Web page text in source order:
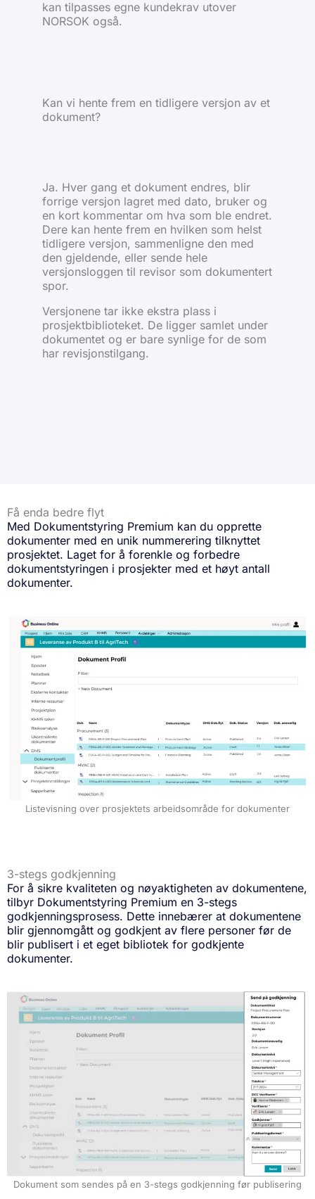
kan tilpasses egne kundekrav utover
NORSOK også.
Kan vi hente frem en tidligere versjon av et
dokument?
Ja. Hver gang et dokument endres, blir
forrige versjon lagret med dato, bruker og
en kort kommentar om hva som ble endret.
Dere kan hente frem en hvilken som helst
tidligere versjon, sammenligne den med
den gjeldende, eller sende hele
versjonsloggen til revisor som dokumentert
spor.
Versjonene tar ikke ekstra plass i
prosjektbiblioteket. De ligger samlet under
dokumentet og er bare synlige for de som
har revisjonstilgang.
Få enda bedre flyt
Med Dokumentstyring Premium kan du opprette
dokumenter med en unik nummerering tilknyttet
prosjektet. Laget for å forenkle og forbedre
dokumentstyringen i prosjekter med et høyt antall
dokumenter.
Listevisning over prosjektets arbeidsområde for dokumenter
3-stegs godkjenning
For å sikre kvaliteten og nøyaktigheten av dokumentene,
tilbyr Dokumentstyring Premium en 3-stegs
godkjenningsprosess. Dette innebærer at dokumentene
blir gjennomgått og godkjent av flere personer før de
blir publisert i et eget bibliotek for godkjente
dokumenter.
Dokument som sendes på en 3-stegs godkjenning før publisering